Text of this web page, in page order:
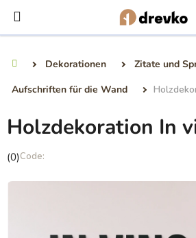
Inhalt
springen
Dekorationen
Zitate und
Aufschriften für die Wand
Holzdekoration In
Die
Produktbewertung
(0)